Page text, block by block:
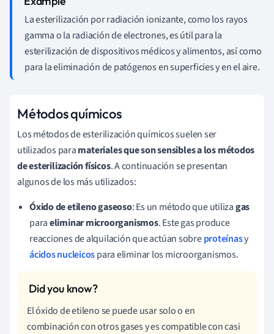
La esterilización por radiación ionizante, como los rayos
gamma o la radiación de electrones, es útil para la
esterilización de dispositivos médicos y alimentos, así como
para la eliminación de patógenos en superficies y en el aire.
Métodos químicos
Los métodos de esterilización químicos suelen ser
utilizados paramateriales que son sensibles a los métodos
de esterilización físicos. A continuación se presentan
algunos de los más utilizados:
Óxido de etileno gaseoso: Es un método que utilizagas
paraeliminar microorganismos. Este gas produce
reacciones de alquilación que actúan sobreproteínasy
ácidos nucleicospara eliminar los microorganismos.
El óxido de etileno se puede usar solo o en
combinación con otros gases y es compatible con casi